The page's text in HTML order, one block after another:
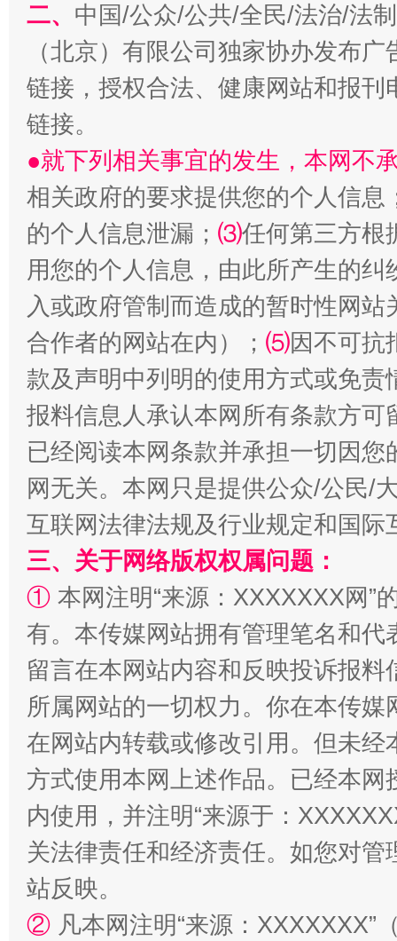
揭批美国五大"原罪" "
解纷+调解+退费，一次搞定
站台名比不上好声名
漫山遍野的桃花与雪山、麦地、白藏房
二、 中国/公众/公共/全民/法治/法
（北京）有限公司独家协办发布
链接，授权合法、健康网站和报
链接。
●就下列相关事宜的发生，本网不
相关政府的要求提供您的个人信息
的个人信息泄漏； ⑶任何第三方根
用您的个人信息，由此所产生的纠
入或政府管制而造成的暂时性网
合作者的网站在内）； ⑸因不可抗
款及声明中列明的使用方式或免责
报料信息人承认本网所有条款方
已经阅读本网条款并承担一切因
网无关。本网只是提供公众/公民/
互联网法律法规及行业规定和国
三、关于网络版权权属问题：
① 本网注明“来源：XXXXXXX网”
有。本传媒网站拥有管理笔名和
留言在本网站内容和反映投诉报
所属网站的一切权力。你在本传
在网站内转载或修改引用。但未
方式使用本网上述作品。已经本
内使用，并注明“来源于：
关法律责任和经济责任。如您对
站反映。
② 凡本网注明“来源：